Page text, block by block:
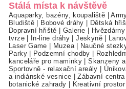
Stálá místa k návštěvě
Aquaparky, bazény, koupaliště |
Bludiště
Bobové dráhy Dětská
Dopravní hřiště
Galerie
tvrze| In-line dráhy |Jeskyně|
Laser Game
Muzea| Naučné
Parky| Podzemní chodby
kanceláře pro maminky |Skanzeny
Sportovně - relaxační areály
a indiánské vesnice |Zábavní
botanické zahrady
Kreativní prostor